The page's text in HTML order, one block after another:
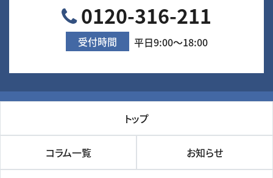
0120-316-211
受付時間 平日9:00～18:00
トップ
コラム一覧 お知らせ